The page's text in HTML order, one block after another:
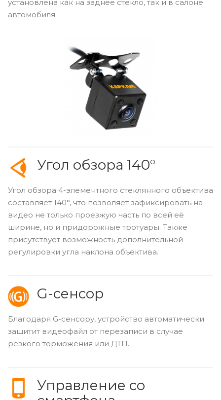
установлена как на заднее стекло, так и в салоне
автомобиля.
Угол обзора 140°
Угол обзора 4-элементного стеклянного объектива
составляет 140°, что позволяет зафиксировать на
видео не только проезжую часть по всей её
ширине, но и придорожные тротуары. Также
присутствует возможность дополнительной
регулировки угла наклона объектива.
G-сенсор
Благодаря G-сенсору, устройство автоматически
защитит видеофайл от перезаписи в случае
резкого торможения или ДТП.
Управление со